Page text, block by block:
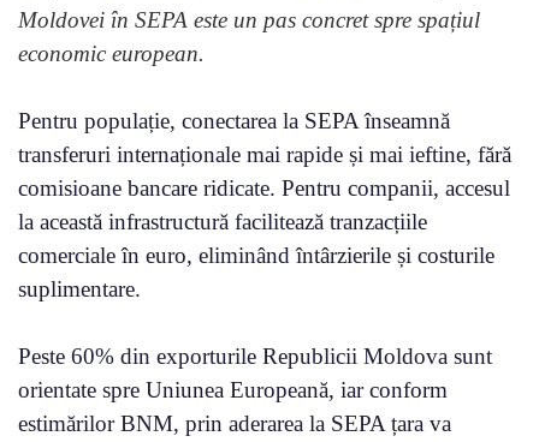
Moldovei în SEPA este un pas concret spre spațiul
economic european.
Pentru populație, conectarea la SEPA înseamnă
transferuri internaționale mai rapide și mai ieftine, fără
comisioane bancare ridicate. Pentru companii, accesul
la această infrastructură facilitează tranzacțiile
comerciale în euro, eliminând întârzierile și costurile
suplimentare.
Peste 60% din exporturile Republicii Moldova sunt
orientate spre Uniunea Europeană, iar conform
estimărilor BNM, prin aderarea la SEPA țara va